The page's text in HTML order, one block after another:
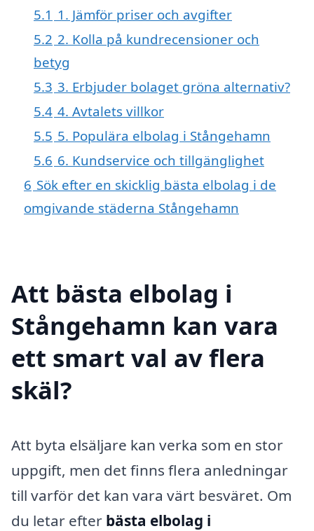
5.1 1. Jämför priser och avgifter
5.2 2. Kolla på kundrecensioner och
betyg
5.3 3. Erbjuder bolaget gröna alternativ?
5.4 4. Avtalets villkor
5.5 5. Populära elbolag i Stångehamn
5.6 6. Kundservice och tillgänglighet
6 Sök efter en skicklig bästa elbolag i de
omgivande städerna Stångehamn
Att bästa elbolag i
Stångehamn kan vara
ett smart val av flera
skäl?
Att byta elsäljare kan verka som en stor
uppgift, men det finns flera anledningar
till varför det kan vara värt besväret. Om
du letar efter bästa elbolag i